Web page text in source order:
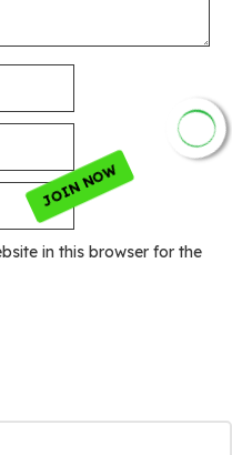
in this browser for the